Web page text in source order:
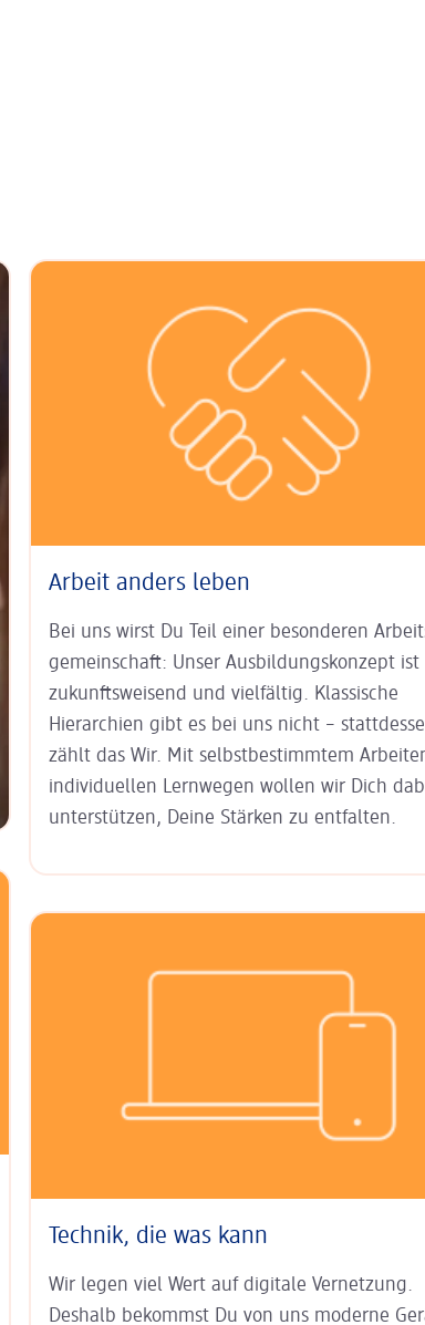
Arbeit anders leben
Bei uns wirst Du Teil einer besonderen
gemein­schaft: Unser Aus­bildungs­konzept ist
zukunfts­weisend und vielfältig. Klas­sische
Hierarchien gibt es bei uns nicht –
zählt das Wir. Mit selbst­bestim­mtem
indi­viduel­len Lern­wegen wollen wir Dich
unter­stützen, Deine Stärken zu entfalten.
Technik, die was kann
Wir legen viel Wert auf digitale Ver­netzung.
Deshalb bekommst Du von uns moderne